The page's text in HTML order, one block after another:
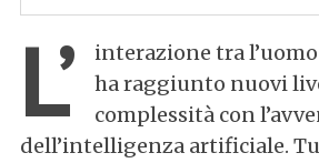
L’
interazione tra
ha raggiunto nuovi
complessità con
dell’intelligenza artificiale.